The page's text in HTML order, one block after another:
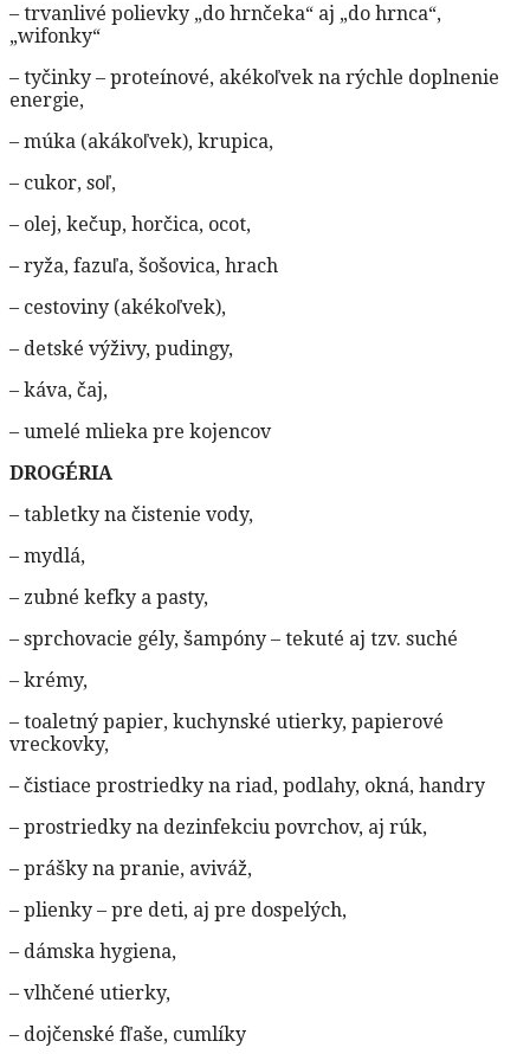
– trvanlivé polievky „do hrnčeka“ aj „do hrnca“,
„wifonky“
– tyčinky – proteínové, akékoľvek na rýchle doplnenie
energie,
– múka (akákoľvek), krupica,
– cukor, soľ,
– olej, kečup, horčica, ocot,
– ryža, fazuľa, šošovica, hrach
– cestoviny (akékoľvek),
– detské výživy, pudingy,
– káva, čaj,
– umelé mlieka pre kojencov
DROGÉRIA
– tabletky na čistenie vody,
– mydlá,
– zubné kefky a pasty,
– sprchovacie gély, šampóny – tekuté aj tzv. suché
– krémy,
– toaletný papier, kuchynské utierky, papierové
vreckovky,
– čistiace prostriedky na riad, podlahy, okná, handry
– prostriedky na dezinfekciu povrchov, aj rúk,
– prášky na pranie, aviváž,
– plienky – pre deti, aj pre dospelých,
– dámska hygiena,
– vlhčené utierky,
– dojčenské fľaše, cumlíky